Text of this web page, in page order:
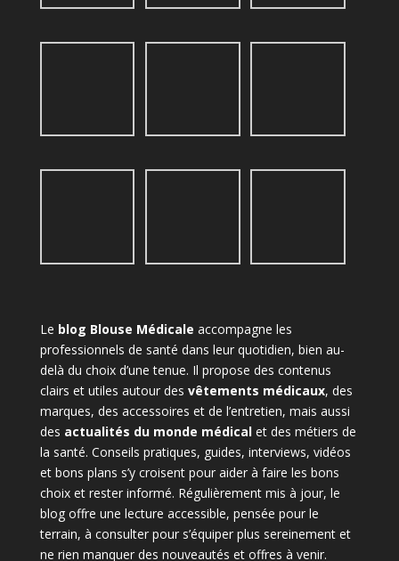
Le blog Blouse Médicale accompagne les
professionnels de santé dans leur quotidien, bien au-
delà du choix d’une tenue. Il propose des contenus
clairs et utiles autour des vêtements médicaux, des
marques, des accessoires et de l’entretien, mais aussi
des actualités du monde médicalet des métiers de
la santé. Conseils pratiques, guides, interviews, vidéos
et bons plans s’y croisent pour aider à faire les bons
choix et rester informé. Régulièrement mis à jour, le
blog offre une lecture accessible, pensée pour le
terrain, à consulter pour s’équiper plus sereinement et
ne rien manquer des nouveautés et offres à venir.